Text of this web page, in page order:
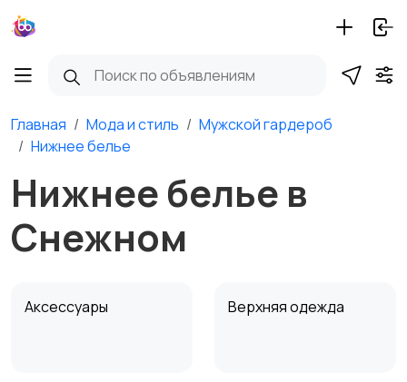
Главная Мода и стиль
Мужской гардероб
Нижнее белье
Нижнее белье в
Снежном
Аксессуары Верхняя одежда